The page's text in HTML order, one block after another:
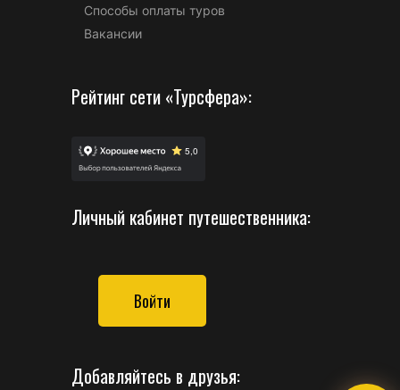
Способы оплаты туров
Вакансии
Рейтинг сети «Турсфера»:
Личный кабинет путешественника:
Войти
Добавляйтесь в друзья: